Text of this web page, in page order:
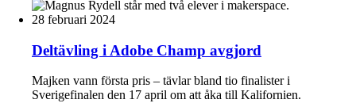
28 februari 2024
Deltävling i Adobe Champ avgjord
Majken vann första pris – tävlar bland tio finalister i
Sverigefinalen den 17 april om att åka till Kalifornien.